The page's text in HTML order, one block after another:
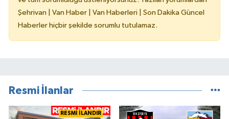
Şehrivan | Van Haber | Van Haberleri | Son Dakika Güncel
Haberler hiçbir şekilde sorumlu tutulamaz.
Resmi İlanlar
RESMİ İLANDIR